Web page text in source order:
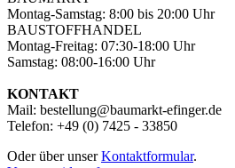
Montag-Samstag: 8:00 bis 20:00 Uhr
BAUSTOFFHANDEL
Montag-Freitag: 07:30-18:00 Uhr
Samstag: 08:00-16:00 Uhr
KONTAKT
Mail: bestellung@baumarkt-efinger.de
Telefon: +49 (0) 7425 - 33850
Oder über unserKontaktformular.